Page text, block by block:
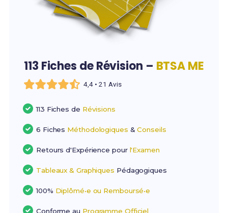
113 Fiches de Révision – BTSA ME
4,4 • 21 Avis
113 Fiches de Révisions
6 Fiches Méthodologiques &Conseils
Retours d'Expérience pour l'Examen
Tableaux & Graphiques Pédagogiques
100% Diplômé•e ou Remboursé•e
Conforme au Programme Officiel